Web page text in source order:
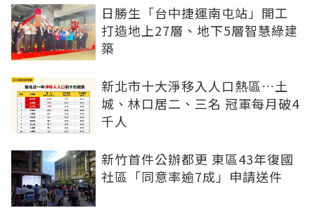
日勝生「台中捷運南屯站」開工
打造地上27層、地下5層智慧綠建
築
新北市十大淨移入人口熱區…土
城、林口居二、三名 冠軍每月破4
千人
新竹首件公辦都更 東區43年復國
社區「同意率逾7成」申請送件